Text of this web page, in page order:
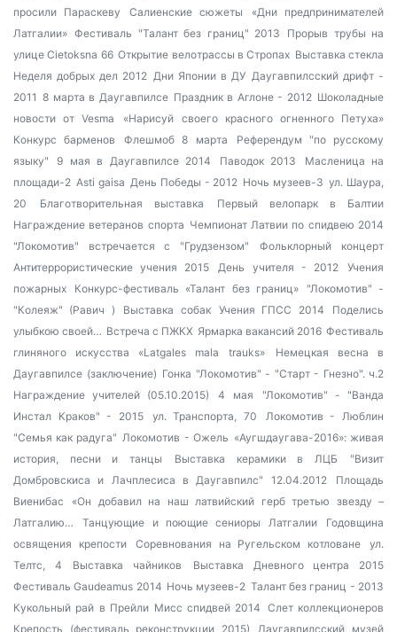
просили Параскеву
Салиенские сюжеты
«Дни предпринимателей
Латгалии» Фестиваль "Талант без границ" 2013
Прорыв трубы на
улице Cietoksna 66 Открытие велотрассы в Стропах Выставка стекла
Неделя добрых дел 2012 Дни Японии в ДУ Даугавпилсский дрифт -
2011 8 марта в Даугавпилсе Праздник в Аглоне - 2012 Шоколадные
новости от Vesma
«Нарисуй своего красного огненного Петуха»
Конкурс барменов
Флешмоб 8 марта
Референдум "по русскому
языку"
9 мая в Даугавпилсе 2014 Паводок 2013
Масленица на
площади-2 Asti gaisa День Победы - 2012 Ночь музеев-3 ул. Шаура,
20
Благотворительная выставка
Первый велопарк в Балтии
Награждение ветеранов спорта Чемпионат Латвии по спидвею 2014
"Локомотив" встречается с "Грудзензом"
Фольклорный концерт
Антитеррористические учения 2015
День учителя - 2012
Учения
пожарных
Конкурс-фестиваль «Талант без границ»
"Локомотив" -
"Колеяж" (Равич )
Выставка собак Учения ГПСС 2014
Поделись
улыбкою своей… Встреча с ПЖКХ Ярмарка вакансий 2016 Фестиваль
глиняного искусства «Latgales mala trauks»
Немецкая весна в
Даугавпилсе (заключение) Гонка "Локомотив" - "Старт - Гнезно". ч.2
Награждение учителей (05.10.2015)
4 мая
"Локомотив" - "Ванда
Инстал Краков" - 2015
ул. Транспорта, 70
Локомотив - Люблин
"Семья как радуга" Локомотив - Ожель «Аугшдаугава-2016»: живая
история, песни и танцы
Выставка керамики в ЛЦБ
"Визит
Домбровскиса и Лачплесиса в Даугавпилс" 12.04.2012
Площадь
Виенибас
«Он добавил на наш латвийский герб третью звезду –
Латгалию…
Танцующие и поющие сениоры Латгалии
Годовщина
освящения крепости
Соревнования на Ругельском котловане
ул.
Телтс, 4
Выставка чайников
Выставка Дневного центра 2015
Фестиваль Gaudeamus 2014 Ночь музеев-2 Талант без границ - 2013
Кукольный рай в Прейли Мисс спидвей 2014 Слет коллекционеров
Крепость (фестиваль реконструкции 2015)
Даугавпилсский музей